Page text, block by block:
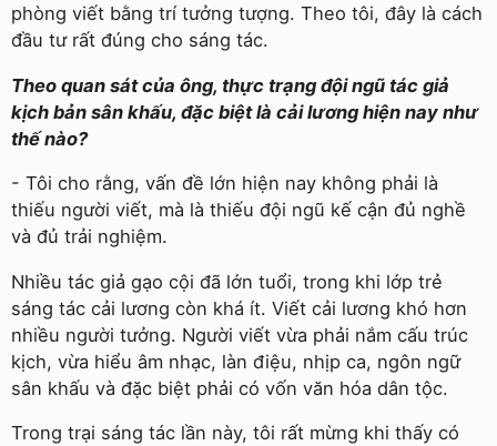
phòng viết bằng trí tưởng tượng. Theo tôi, đây là cách
đầu tư rất đúng cho sáng tác.
Theo quan sát của ông, thực trạng đội ngũ tác giả
kịch bản sân khấu, đặc biệt là cải lương hiện nay như
thế nào?
- Tôi cho rằng, vấn đề lớn hiện nay không phải là
thiếu người viết, mà là thiếu đội ngũ kế cận đủ nghề
và đủ trải nghiệm.
Nhiều tác giả gạo cội đã lớn tuổi, trong khi lớp trẻ
sáng tác cải lương còn khá ít. Viết cải lương khó hơn
nhiều người tưởng. Người viết vừa phải nắm cấu trúc
kịch, vừa hiểu âm nhạc, làn điệu, nhịp ca, ngôn ngữ
sân khấu và đặc biệt phải có vốn văn hóa dân tộc.
Trong trại sáng tác lần này, tôi rất mừng khi thấy có